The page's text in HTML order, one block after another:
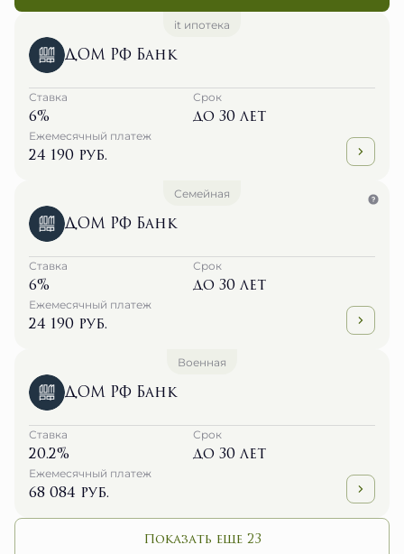
it ипотека
ДОМ РФ Банк
Ставка
6%
Срок
до 30 лет
Ежемесячный платеж
24 190 руб.
Семейная
ДОМ РФ Банк
Ставка
6%
Срок
до 30 лет
Ежемесячный платеж
24 190 руб.
Военная
ДОМ РФ Банк
Ставка
20.2%
Срок
до 30 лет
Ежемесячный платеж
68 084 руб.
Показать еще 23